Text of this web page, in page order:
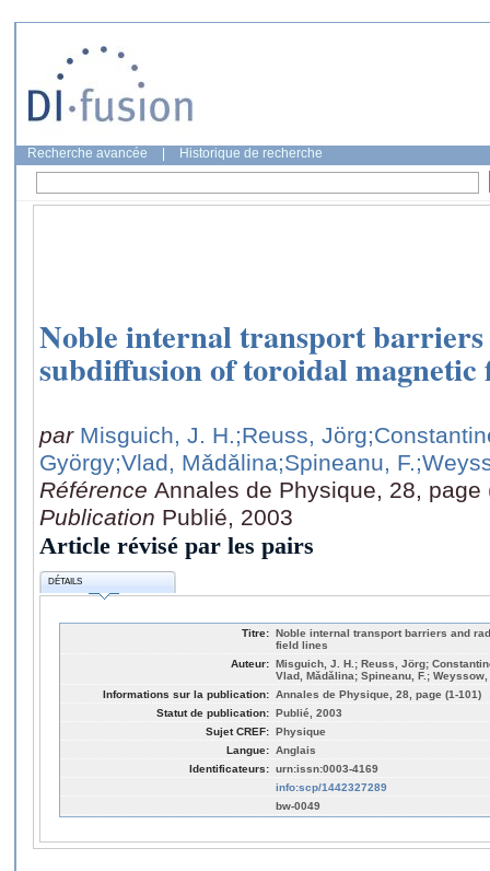
Recherche avancée Historique de recherche
Noble internal transport
subdiffusion of toroidal magnetic
par Misguich, J. H.;Reuss, Jörg
György;Vlad, Mǎdǎlina;Spineanu, F.
Référence Annales de Physique, 28, page
Publication Publié, 2003
Article révisé par les pairs
DÉTAILS
Titre: Noble internal transport barriers and
field lines
Auteur: Misguich, J. H.; Reuss, Jörg;
Vlad, Mǎdǎlina; Spineanu, F.;
Informations sur la publication: Annales de Physique, 28, page (1-101)
Statut de publication: Publié, 2003
Sujet CREF: Physique
Langue: Anglais
Identificateurs: urn:issn:0003-4169
info:scp/1442327289
bw-0049